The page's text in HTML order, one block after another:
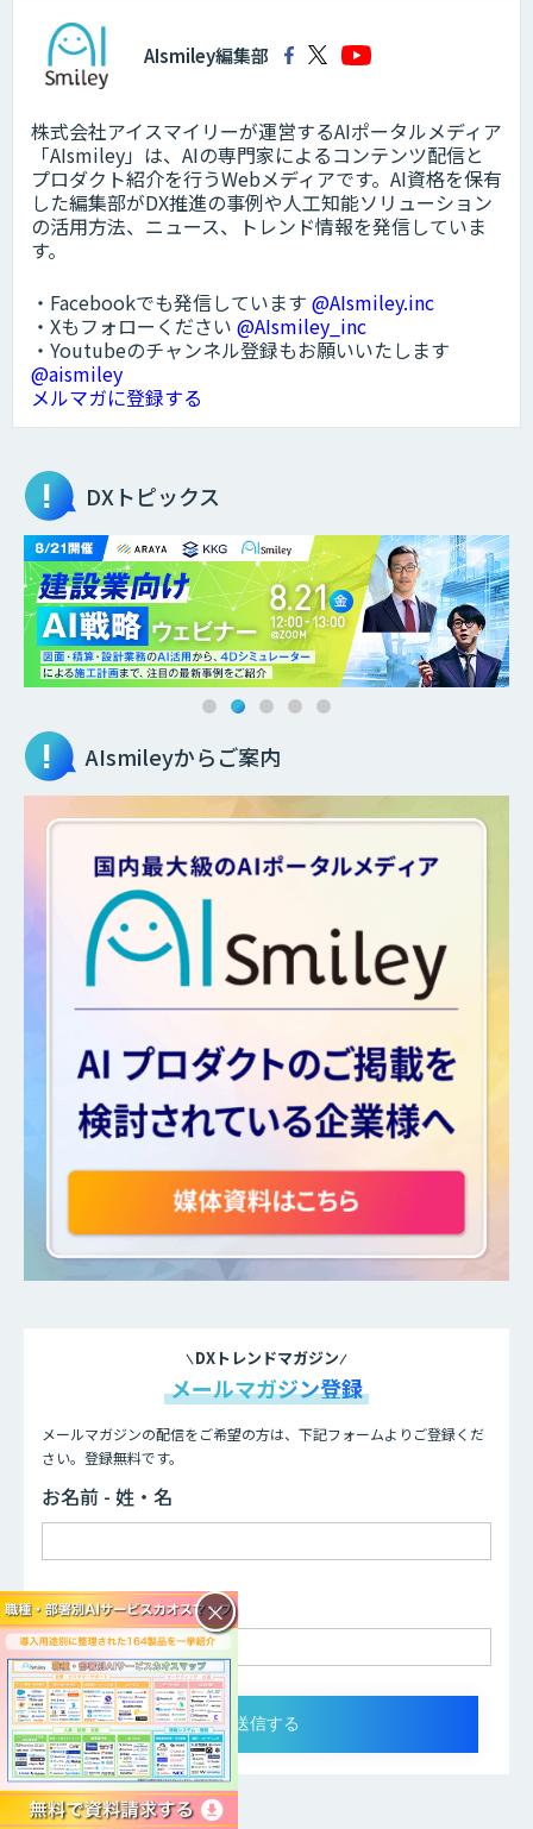
AIsmiley編集部
株式会社アイスマイリーが運営するAIポータルメディア
「AIsmiley」は、AIの専門家によるコンテンツ配信と
プロダクト紹介を行うWebメディアです。AI資格を保有
した編集部がDX推進の事例や人工知能ソリューション
の活用方法、ニュース、トレンド情報を発信していま
す。
・Facebookでも発信しています @AIsmiley.inc
・Xもフォローください @AIsmiley_inc
・Youtubeのチャンネル登録もお願いいたします
@aismiley
メルマガに登録する
DXトピックス
AIsmileyからご案内
DXトレンドマガジン
メールマガジン登録
メールマガジンの配信をご希望の方は、下記フォームよりご登録くだ
さい。登録無料です。
お名前 - 姓・名
メールアドレス ×